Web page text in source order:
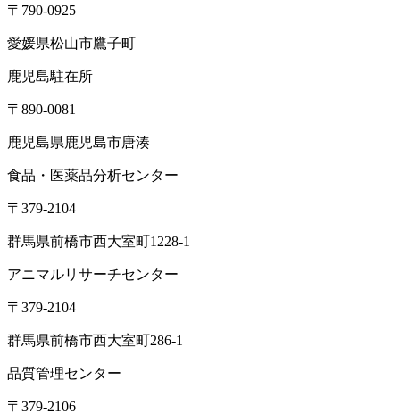
〒790-0925
愛媛県松山市鷹子町
鹿児島駐在所
〒890-0081
鹿児島県鹿児島市唐湊
食品・医薬品分析センター
〒379-2104
群馬県前橋市西大室町1228-1
アニマルリサーチセンター
〒379-2104
群馬県前橋市西大室町286-1
品質管理センター
〒379-2106